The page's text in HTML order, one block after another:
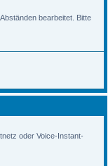
bearbeitet. Bitte
oder Voice-Instant-